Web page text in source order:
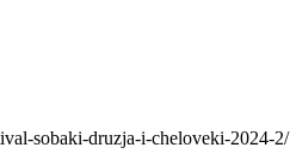
sobaki-druzja-i-cheloveki-2024-2/